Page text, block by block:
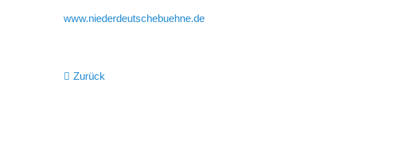
www.niederdeutschebuehne.de
Zurück